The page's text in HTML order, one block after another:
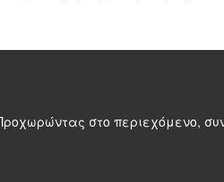
στο περιεχόμενο,